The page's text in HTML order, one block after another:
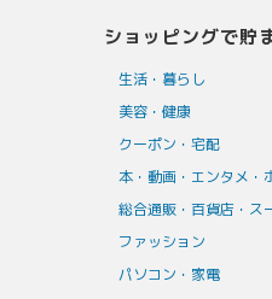
ショッピングで貯
生活・暮らし
美容・健康
クーポン・宅配
本・動画・エンタメ・
総合通販・百貨店・ス
ファッション
パソコン・家電